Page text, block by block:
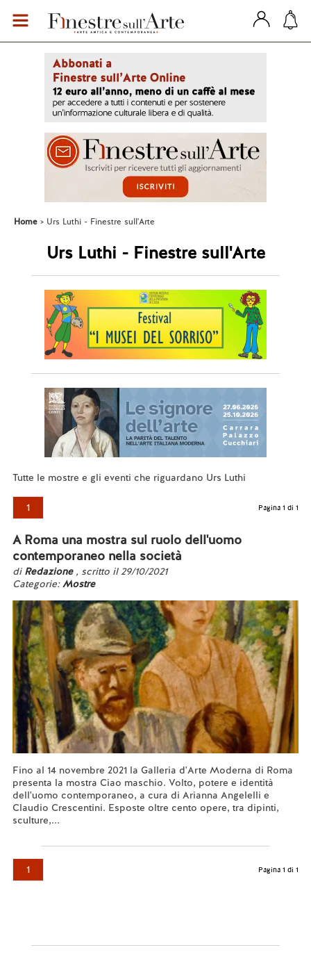
Home Urs Luthi - Finestre sull'Arte
Urs Luthi - Finestre sull'Arte
Tutte le mostre e gli eventi che riguardano Urs Luthi
1 Pagina 1 di 1
A Roma una mostra sul ruolo dell'uomo
contemporaneo nella società
di Redazione , scritto il 29/10/2021
Categorie:Mostre
Fino al 14 novembre 2021 la Galleria d'Arte Moderna di Roma
presenta la mostra Ciao maschio. Volto, potere e identità
dell'uomo contemporaneo, a cura di Arianna Angelelli e
Claudio Crescentini. Esposte oltre cento opere, tra dipinti,
sculture,...
1 Pagina 1 di 1